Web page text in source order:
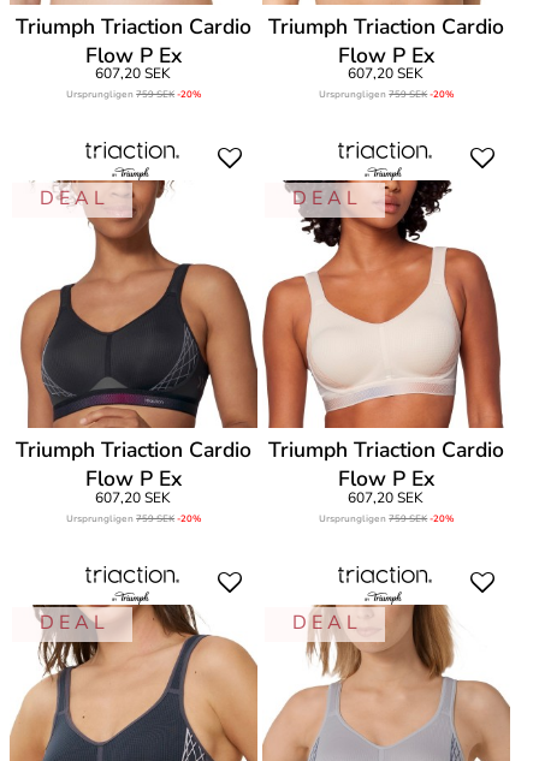
Triumph Triaction Cardio
Flow P Ex
607,20 SEK
Ursprungligen759 SEK-20%
Triumph Triaction Cardio
Flow P Ex
607,20 SEK
Ursprungligen759 SEK-20%
D E A L
Triumph Triaction Cardio
Flow P Ex
607,20 SEK
Ursprungligen759 SEK-20%
D E A L
Triumph Triaction Cardio
Flow P Ex
607,20 SEK
Ursprungligen759 SEK-20%
D E A L D E A L